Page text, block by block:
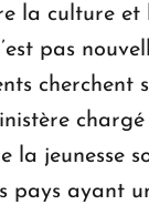
la culture et
pas
cherchent
la jeunesse
pays ayant